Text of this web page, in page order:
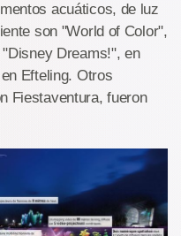
acuáticos, de luz
son "World of Color",
Dreams!", en
Efteling. Otros
Fiestaventura, fueron